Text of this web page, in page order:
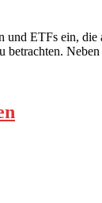
ETFs ein,
betrachten.